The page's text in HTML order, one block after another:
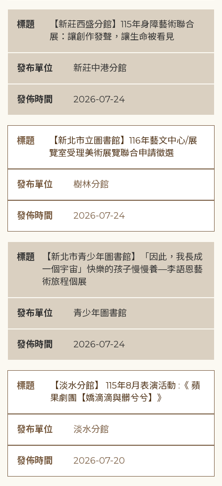
標題
【新莊西盛分館】115年身障藝術聯合
展：讓創作發聲，讓生命被看見
發布單位 新莊中港分館
發佈時間 2026-07-24
標題
【新北市立圖書館】116年藝文中心/展
覽室受理美術展覽聯合申請徵選
發布單位 樹林分館
發佈時間 2026-07-24
標題
【新北市青少年圖書館】「因此，我長成
一個宇宙」快樂的孩子慢慢養—李語恩藝
術旅程個展
發布單位 青少年圖書館
發佈時間 2026-07-24
標題
【淡水分館】 115年8月表演活動 :《 蘋
果劇團【嬌滴滴與髒兮兮】》
發布單位 淡水分館
發佈時間 2026-07-20